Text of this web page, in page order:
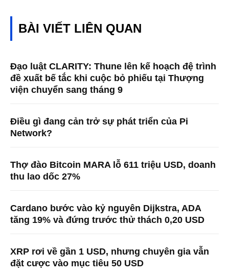
BÀI VIẾT LIÊN QUAN
Đạo luật CLARITY: Thune lên kế hoạch đệ trình
đề xuất bế tắc khi cuộc bỏ phiếu tại Thượng
viện chuyển sang tháng 9
Điều gì đang cản trở sự phát triển của Pi
Network?
Thợ đào Bitcoin MARA lỗ 611 triệu USD, doanh
thu lao dốc 27%
Cardano bước vào kỷ nguyên Dijkstra, ADA
tăng 19% và đứng trước thử thách 0,20 USD
XRP rơi về gần 1 USD, nhưng chuyên gia vẫn
đặt cược vào mục tiêu 50 USD